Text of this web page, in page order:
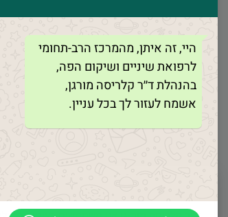
ד"ר קלריסה מור-גן הינה רופאת שיניים
הדסה ירושלים ואוניברסיטת תל אביב,
היי, זה איתן, מהמרכז הרב-תחומי
לרפואת שיניים ושיקום הפה,
בהנהלת ד׳׳ר קלריסה מורגן,
אשמח לעזור לך בכל עניין.